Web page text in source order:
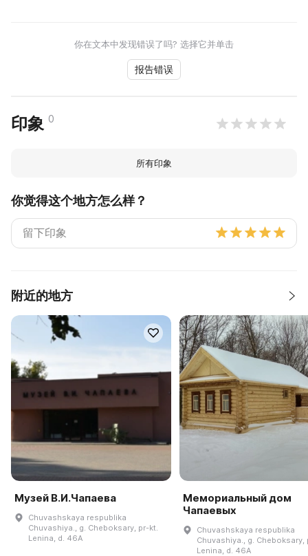
你在文本中发现错误了吗? 选择它并单击
报告错误
印象 0
所有印象
你觉得这个地方怎么样？
附近的地方
Музей В.И.Чапаева
Chuvashskaya respublika
Chuvashiya., g. Cheboksary, pr-kt.
Lenina, d. 46A
Мемориальный дом
Чапаевых
Chuvashskaya respublika
Chuvashiya., g. Cheboksary,
Lenina, d. 46A